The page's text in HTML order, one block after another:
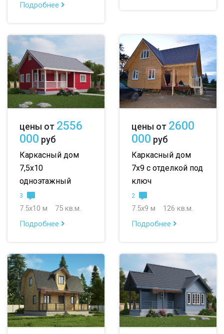
Подробнее
цены от 2556
000 руб
Каркасный дом
7,5х10
одноэтажный
3
7.5х10 м
75 кв.м.
Подробнее
цены от 2600
000 руб
Каркасный дом
7х9 с отделкой под
ключ
2
7.5х9 м
126 кв.м.
Подробнее